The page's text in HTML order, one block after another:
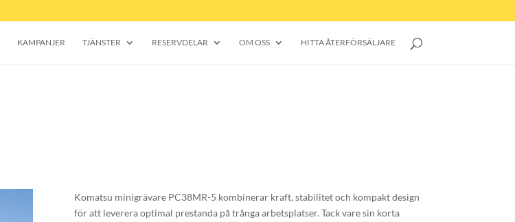
KAMPANJER TJÄNSTER RESERVDELAR OM OSS HITTA ÅTERFÖRSÄLJARE
Komatsu minigrävare PC38MR-5 kombinerar kraft, stabilitet och kompakt design
för att leverera optimal prestanda på trånga arbetsplatser. Tack vare sin korta